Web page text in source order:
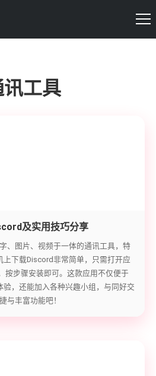
讯工具
及实用技巧分享
、图片、视频于一体的通讯工具，特
上下载Discord非常简单，只需打开应
按步骤安装即可。这款应用不仅便于
，还能加入各种兴趣小组，与同好交
与丰富功能吧！